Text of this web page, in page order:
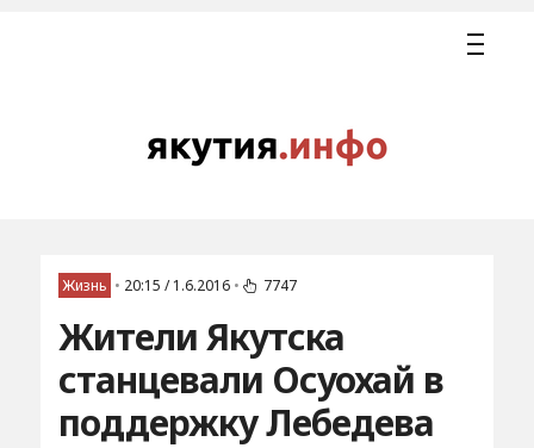
Жизнь • 20:15 / 1.6.2016 • 7747
Жители Якутска
станцевали Осуохай в
поддержку Лебедева